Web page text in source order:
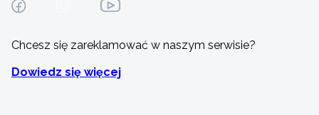
Chcesz się zareklamować w naszym serwisie?
Dowiedz się więcej